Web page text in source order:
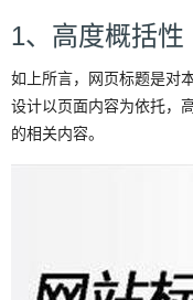
1、高度概括性
如上所言，网页标题是对
设计以页面内容为依托，
的相关内容。